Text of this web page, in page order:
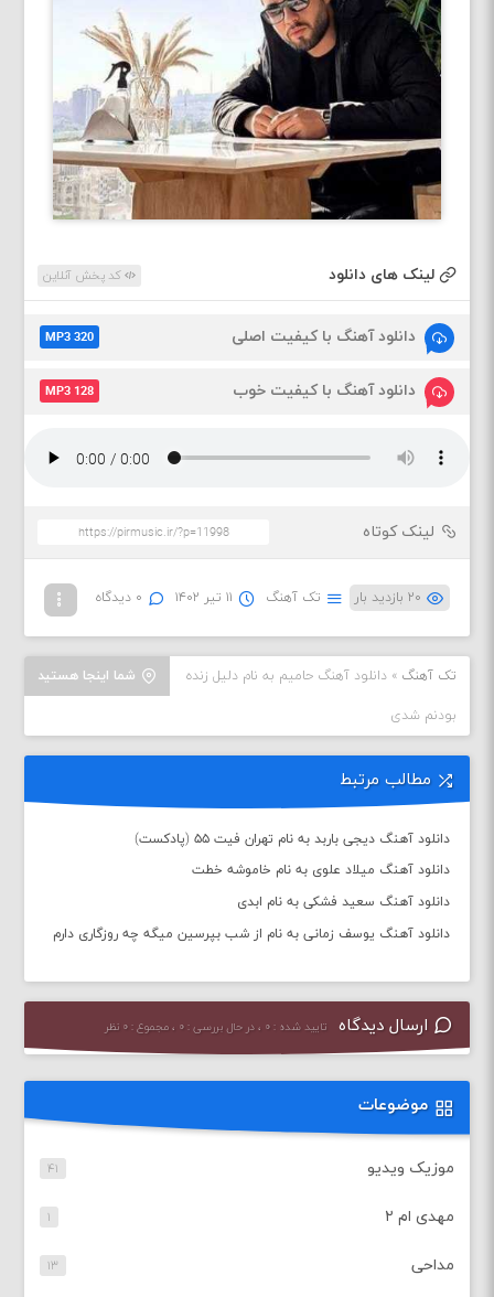
لینک های دانلود کد پخش آنلاین
دانلود آهنگ با کیفیت اصلی MP3 320
دانلود آهنگ با کیفیت خوب MP3 128
لینک کوتاه
۲۰ بازدید بار تک آهنگ ۱۱ تیر ۱۴۰۲ ۰ دیدگاه
شما اینجا هستید تک آهنگ »دانلود آهنگ حامیم به نام دلیل زنده
بودنم شدی
مطالب مرتبط
دانلود آهنگ دیجی باربد به نام تهران فیت ۵۵ (پادکست)
دانلود آهنگ میلاد علوی به نام خاموشه خطت
دانلود آهنگ سعید فشکی به نام ابدی
دانلود آهنگ یوسف زمانی به نام از شب بپرسین میگه چه روزگاری دارم
ارسال دیدگاه تایید شده : ۰ ، در حال بررسی : ۰ ، مجموع : ۰ نظر
موضوعات
موزیک ویدیو ۴۱
مهدی ام ۲ ۱
مداحی ۱۳